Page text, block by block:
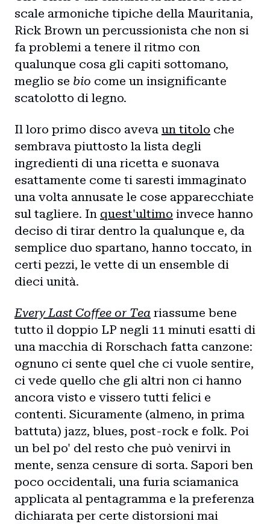
scale armoniche tipiche della Mauritania,
Rick Brown un percussionista che non si
fa problemi a tenere il ritmo con
qualunque cosa gli capiti sottomano,
meglio se bio come un insignificante
scatolotto di legno.
Il loro primo disco aveva un titolo che
sembrava piuttosto la lista degli
ingredienti di una ricetta e suonava
esattamente come ti saresti immaginato
una volta annusate le cose apparecchiate
sul tagliere. In quest'ultimo invece hanno
deciso di tirar dentro la qualunque e, da
semplice duo spartano, hanno toccato, in
certi pezzi, le vette di un ensemble di
dieci unità.
Every Last Coffee or Tea riassume bene
tutto il doppio LP negli 11 minuti esatti di
una macchia di Rorschach fatta canzone:
ognuno ci sente quel che ci vuole sentire,
ci vede quello che gli altri non ci hanno
ancora visto e vissero tutti felici e
contenti. Sicuramente (almeno, in prima
battuta) jazz, blues, post-rock e folk. Poi
un bel po' del resto che può venirvi in
mente, senza censure di sorta. Sapori ben
poco occidentali, una furia sciamanica
applicata al pentagramma e la preferenza
dichiarata per certe distorsioni mai